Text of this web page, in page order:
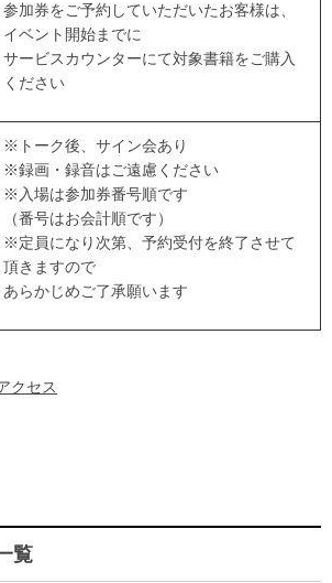
参加券をご予約していただいたお客様は、
イベント開始までに
サービスカウンターにて対象書籍をご購入
ください
※トーク後、サイン会あり
※録画・録音はご遠慮ください
※入場は参加券番号順です
（番号はお会計順です）
※定員になり次第、予約受付を終了させて
頂きますので
あらかじめご了承願います
クセス
覧